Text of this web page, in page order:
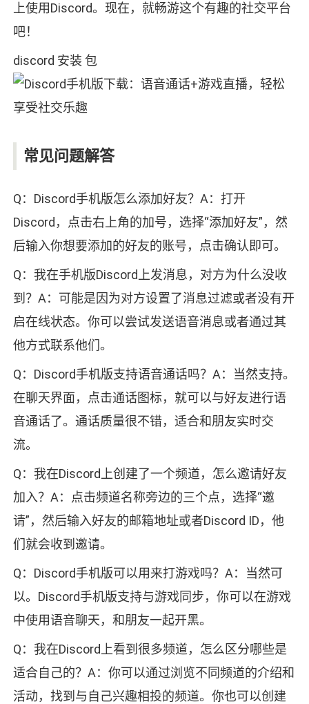
上使用Discord。现在，就畅游这个有趣的社交平台
吧！
discord 安装 包
常见问题解答
Q：Discord手机版怎么添加好友？A：打开
Discord，点击右上角的加号，选择“添加好友”，然
后输入你想要添加的好友的账号，点击确认即可。
Q：我在手机版Discord上发消息，对方为什么没收
到？A：可能是因为对方设置了消息过滤或者没有开
启在线状态。你可以尝试发送语音消息或者通过其
他方式联系他们。
Q：Discord手机版支持语音通话吗？A：当然支持。
在聊天界面，点击通话图标，就可以与好友进行语
音通话了。通话质量很不错，适合和朋友实时交
流。
Q：我在Discord上创建了一个频道，怎么邀请好友
加入？A：点击频道名称旁边的三个点，选择“邀
请”，然后输入好友的邮箱地址或者Discord ID，他
们就会收到邀请。
Q：Discord手机版可以用来打游戏吗？A：当然可
以。Discord手机版支持与游戏同步，你可以在游戏
中使用语音聊天，和朋友一起开黑。
Q：我在Discord上看到很多频道，怎么区分哪些是
适合自己的？A：你可以通过浏览不同频道的介绍和
活动，找到与自己兴趣相投的频道。你也可以创建